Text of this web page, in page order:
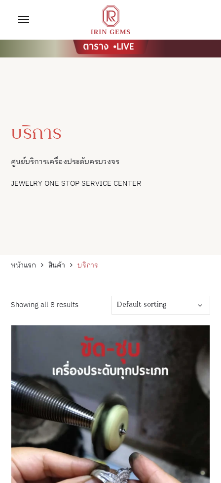
บริการ
ศูนย์บริการเครื่องประดับครบวงจร
JEWELRY ONE STOP SERVICE CENTER
หน้าแรก สินค้า บริการ
Showing all 8 results Default sorting